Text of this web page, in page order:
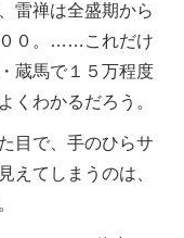
雷禅は全盛期から
００。……これだけ
蔵馬で１５万程度
くわかるだろう。
目で、手のひらサ
えてしまうのは、